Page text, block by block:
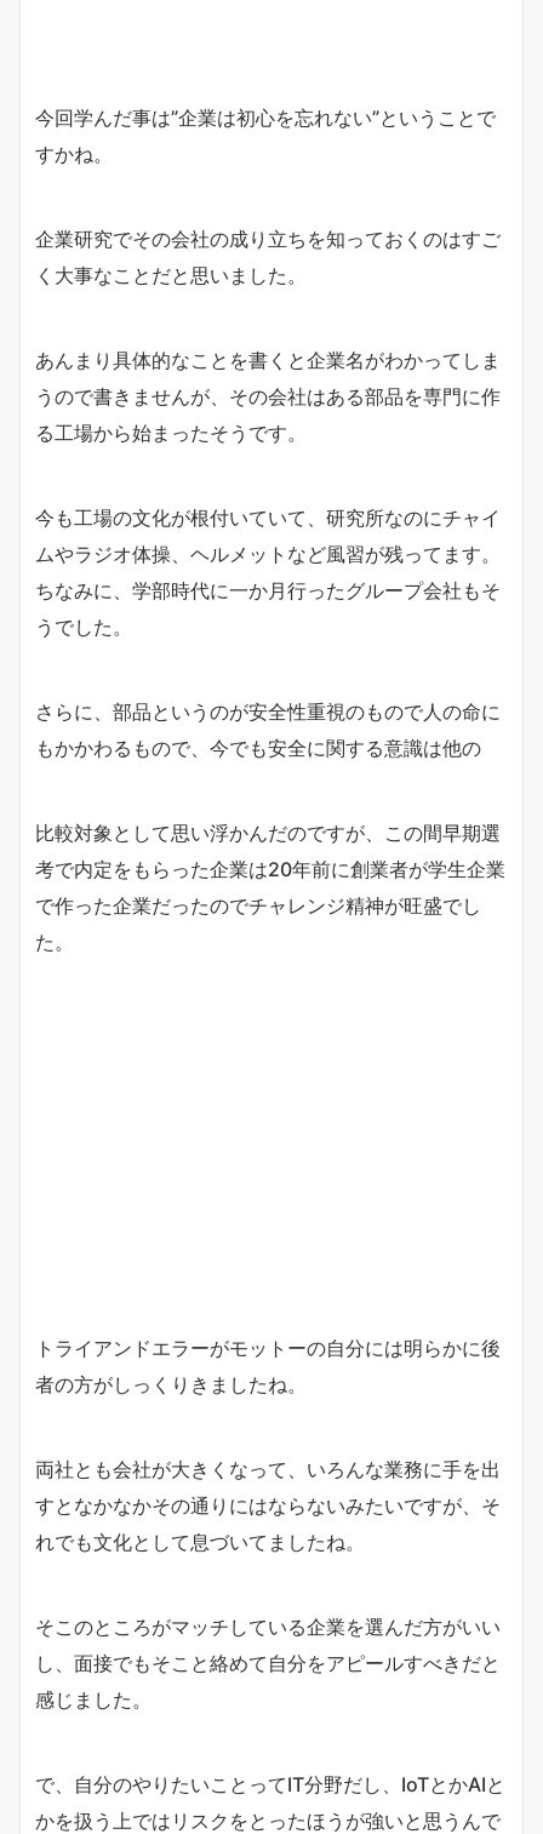
今回学んだ事は”企業は初心を忘れない”ということで
すかね。
企業研究でその会社の成り立ちを知っておくのはすご
く大事なことだと思いました。
あんまり具体的なことを書くと企業名がわかってしま
うので書きませんが、その会社はある部品を専門に作
る工場から始まったそうです。
今も工場の文化が根付いていて、研究所なのにチャイ
ムやラジオ体操、ヘルメットなど風習が残ってます。
ちなみに、学部時代に一か月行ったグループ会社もそ
うでした。
さらに、部品というのが安全性重視のもので人の命に
もかかわるもので、今でも安全に関する意識は他の
比較対象として思い浮かんだのですが、この間早期選
考で内定をもらった企業は20年前に創業者が学生企業
で作った企業だったのでチャレンジ精神が旺盛でし
た。
トライアンドエラーがモットーの自分には明らかに後
者の方がしっくりきましたね。
両社とも会社が大きくなって、いろんな業務に手を出
すとなかなかその通りにはならないみたいですが、そ
れでも文化として息づいてましたね。
そこのところがマッチしている企業を選んだ方がいい
し、面接でもそこと絡めて自分をアピールすべきだと
感じました。
で、自分のやりたいことってIT分野だし、IoTとかAIと
かを扱う上ではリスクをとったほうが強いと思うんで